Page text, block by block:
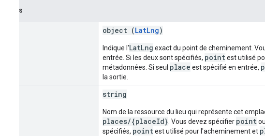
Champs
object (LatLng)
Indique l'LatLng exact du point de cheminement.
entrée. Si les deux sont spécifiés, pointest utilisé
métadonnées. Si seul place est spécifié en entrée,
la sortie.
string
Nom de la ressource du lieu qui représente cet
places/{placeId} . Vous devez spécifier point
spécifiés, pointest utilisé pour l'acheminement et